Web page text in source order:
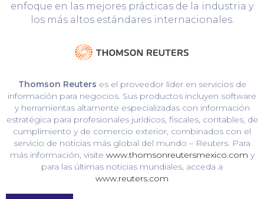
enfoque en las mejores prácticas de la industria y
los más altos estándares internacionales.
Thomson Reuters es el proveedor líder en servicios de
información para negocios. Sus productos incluyen software
y herramientas altamente especializadas con información
estratégica para profesionales jurídicos, fiscales, contables, de
cumplimiento y de comercio exterior, combinados con el
servicio de noticias más global del mundo – Reuters. Para
más información, visite www.thomsonreutersmexico.com y
para las últimas noticias mundiales, acceda a
www.reuters.com